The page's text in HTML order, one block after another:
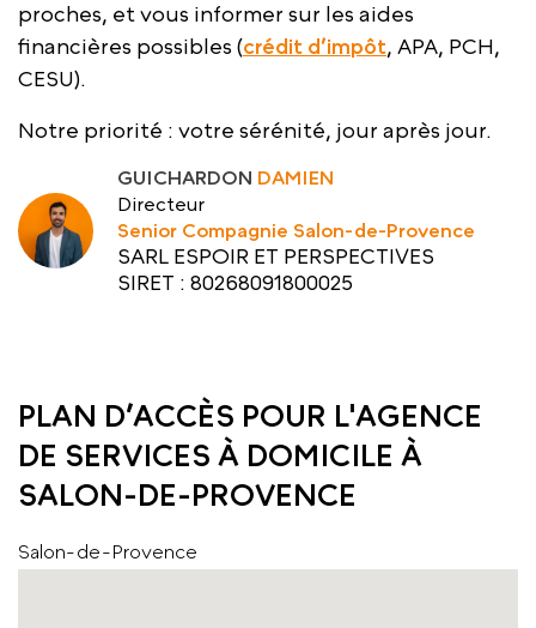
proches, et vous informer sur les aides
financières possibles (crédit d’impôt, APA, PCH,
CESU).
Notre priorité : votre sérénité, jour après jour.
GUICHARDON DAMIEN
Directeur
Senior Compagnie Salon-de-Provence
SARL ESPOIR ET PERSPECTIVES
SIRET : 80268091800025
PLAN D’ACCÈS POUR L'AGENCE
DE SERVICES À DOMICILE À
SALON-DE-PROVENCE
Salon-de-Provence